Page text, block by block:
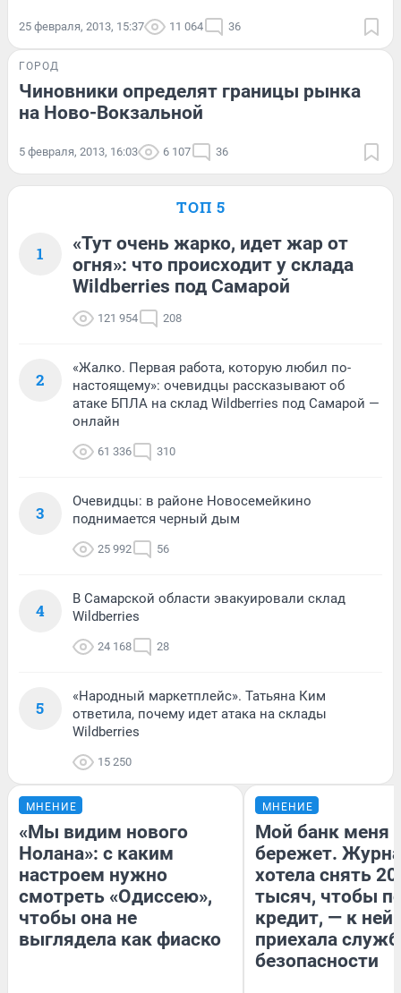
25 февраля, 2013, 15:37 11 064 36
ГОРОД
Чиновники определят границы рынка
на Ново-Вокзальной
5 февраля, 2013, 16:03 6 107 36
ТОП 5
1
«Тут очень жарко, идет жар от
огня»: что происходит у склада
Wildberries под Самарой
121 954 208
2
«Жалко. Первая работа, которую любил по-
настоящему»: очевидцы рассказывают об
атаке БПЛА на склад Wildberries под Самарой —
онлайн
61 336 310
3
Очевидцы: в районе Новосемейкино
поднимается черный дым
25 992 56
4
В Самарской области эвакуировали склад
Wildberries
24 168 28
5
«Народный маркетплейс». Татьяна Ким
ответила, почему идет атака на склады
Wildberries
15 250
МНЕНИЕ
«Мы видим нового
Нолана»: с каким
настроем нужно
смотреть «Одиссею»,
чтобы она не
выглядела как фиаско
МНЕНИЕ
Мой банк меня
бережет.
хотела снять
тысяч, чтобы
кредит, — к
приехала
безопасности